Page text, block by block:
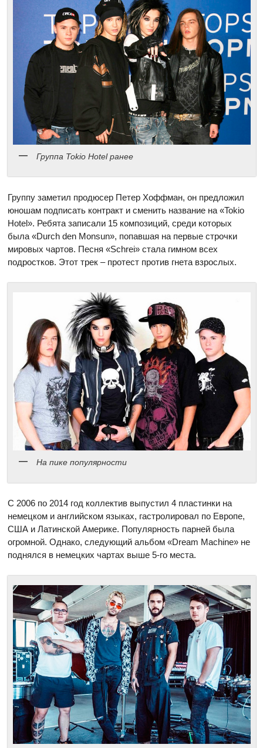
Группа Tokio Hotel ранее
Группу заметил продюсер Петер Хоффман, он предложил
юношам подписать контракт и сменить название на «Tokio
Hotel». Ребята записали 15 композиций, среди которых
была «Durch den Monsun», попавшая на первые строчки
мировых чартов. Песня «Schrei» стала гимном всех
подростков. Этот трек – протест против гнета взрослых.
На пике популярности
С 2006 по 2014 год коллектив выпустил 4 пластинки на
немецком и английском языках, гастролировал по Европе,
США и Латинской Америке. Популярность парней была
огромной. Однако, следующий альбом «Dream Machine» не
поднялся в немецких чартах выше 5-го места.